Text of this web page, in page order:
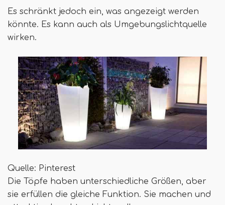
Es schränkt jedoch ein, was angezeigt werden
könnte. Es kann auch als Umgebungslichtquelle
wirken.
Quelle: Pinterest
Die Töpfe haben unterschiedliche Größen, aber
sie erfüllen die gleiche Funktion. Sie machen und